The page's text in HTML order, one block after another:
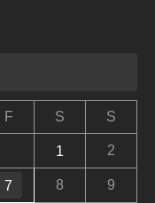
F S S
1 2
7 8 9